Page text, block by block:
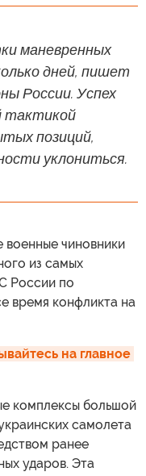
маневренных
дней, пишет
России. Успех
тактикой
позиций,
уклониться.
чиновники
из самых
России по
время конфликта на
на главное
комплексы большой
самолета
ранее
ударов. Эта